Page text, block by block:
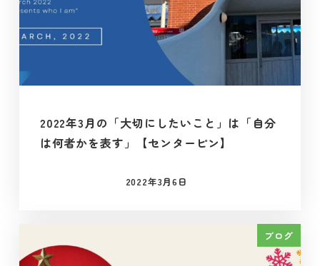
2022年3月の「大切にしたいこと」は「自分
は何者かを表す」【センターピン】
投稿日
2022年3月6日
ブログ